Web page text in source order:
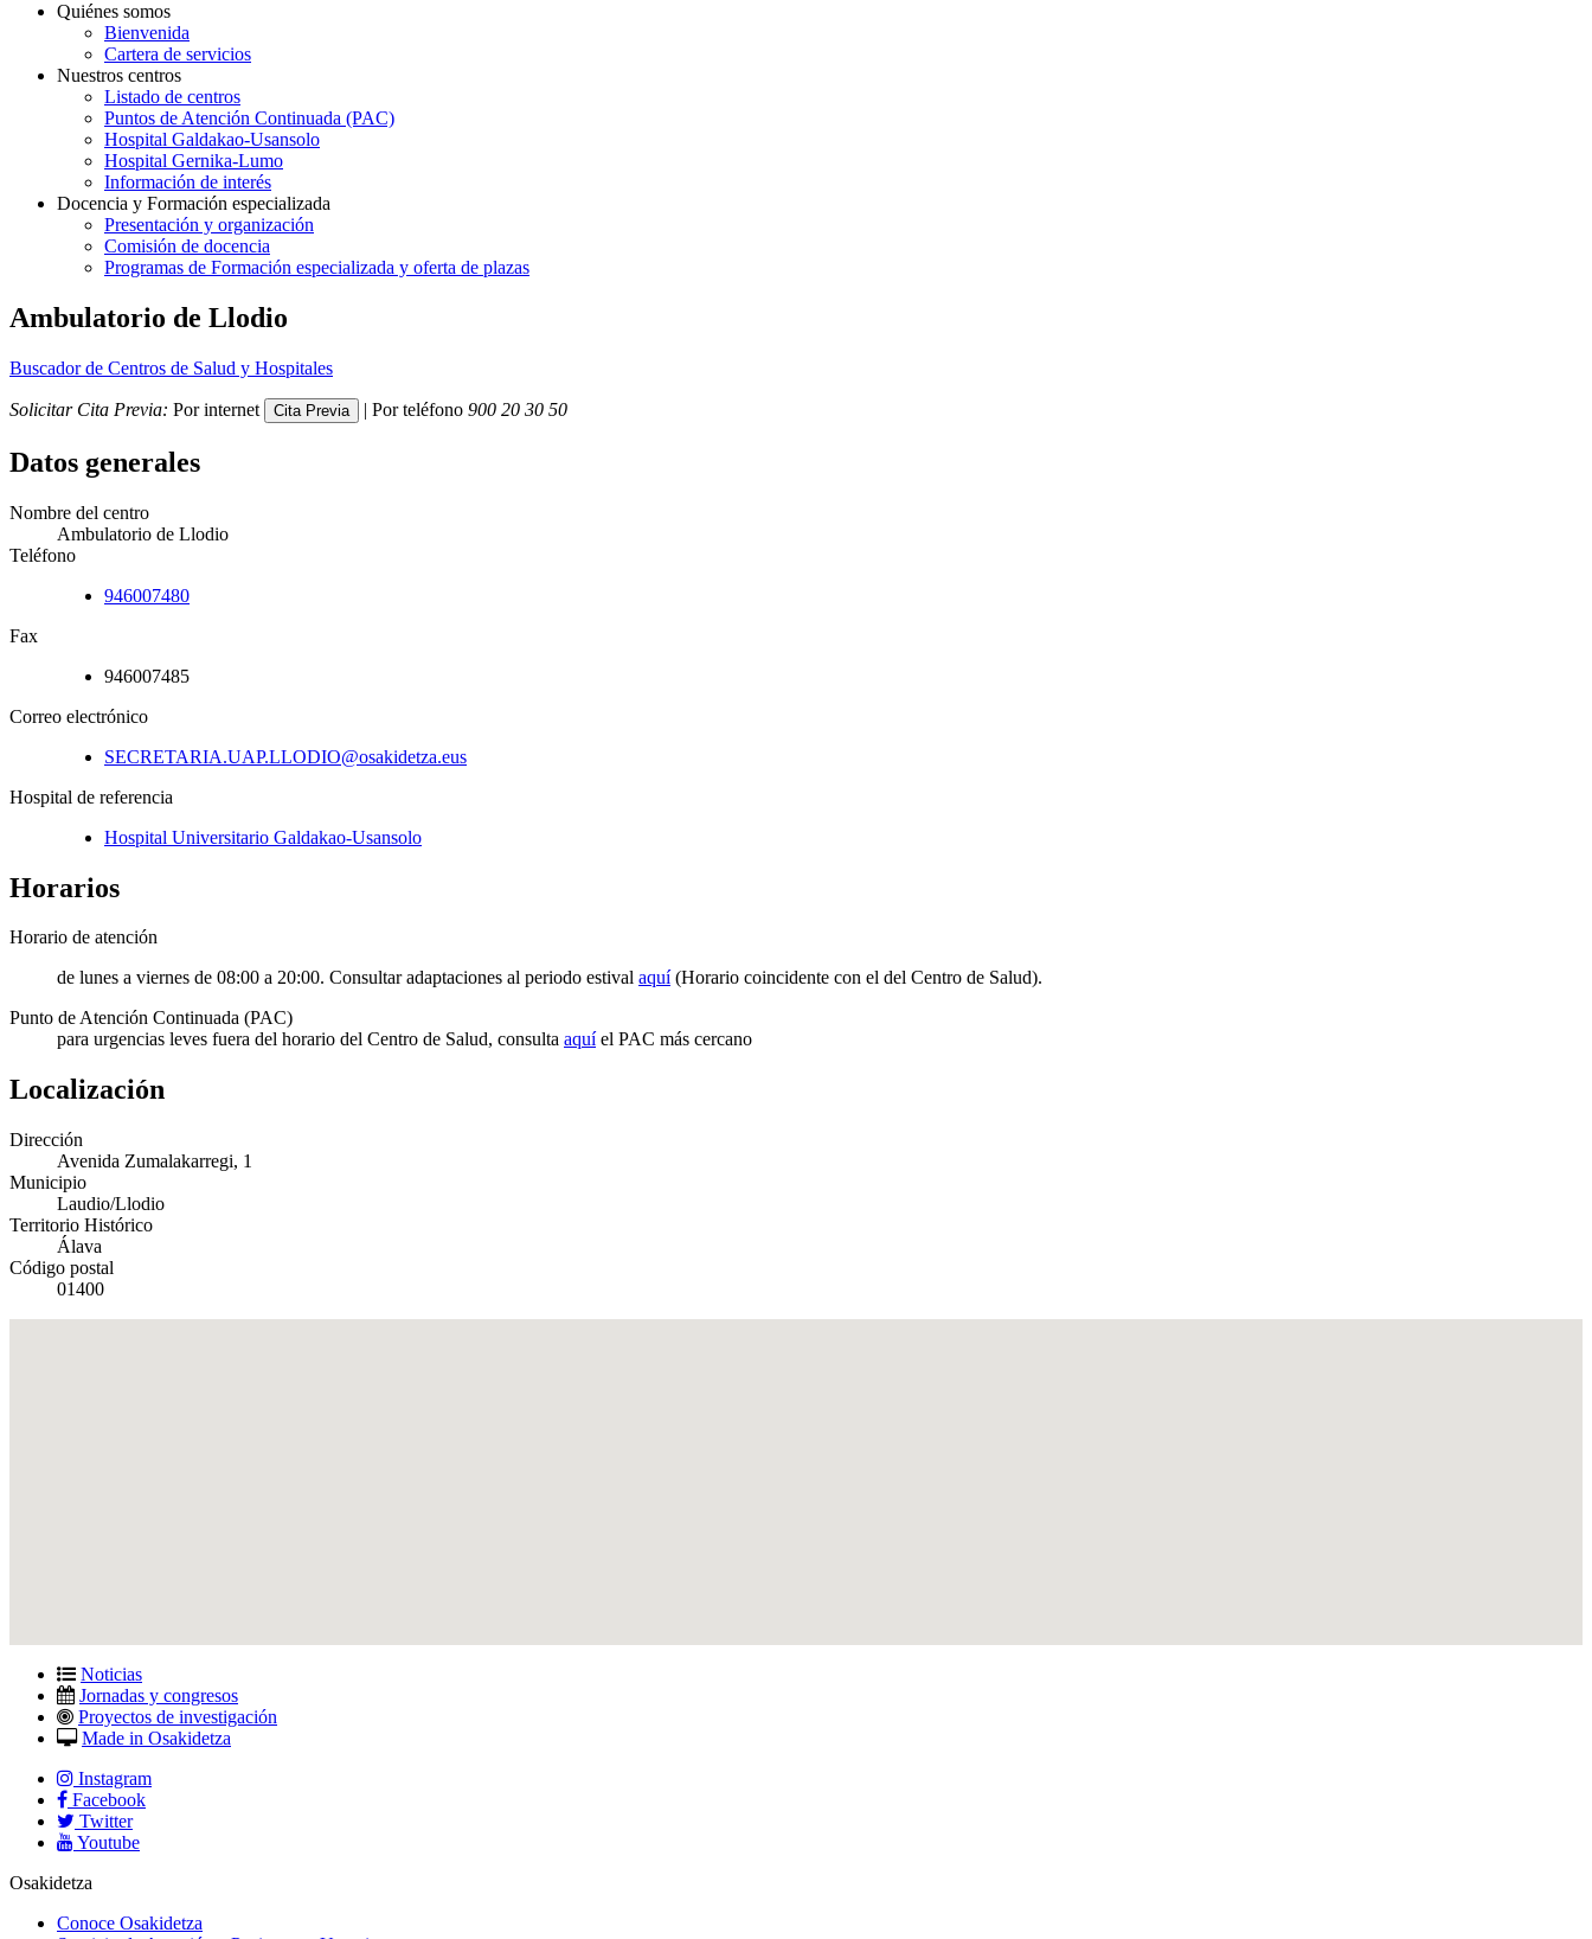
Quiénes somos
Bienvenida
Cartera de servicios
Nuestros centros
Listado de centros
Puntos de Atención Continuada (PAC)
Hospital Galdakao-Usansolo
Hospital Gernika-Lumo
Información de interés
Docencia y Formación especializada
Presentación y organización
Comisión de docencia
Programas de Formación especializada y oferta de plazas
Ambulatorio de Llodio
Buscador de Centros de Salud y Hospitales
Solicitar Cita Previa: Por internet | Por teléfono 900 20 30 50
Datos generales
Nombre del centro
Ambulatorio de Llodio
Teléfono
946007480
Fax
946007485
Correo electrónico
SECRETARIA.UAP.LLODIO@osakidetza.eus
Hospital de referencia
Hospital Universitario Galdakao-Usansolo
Horarios
Horario de atención
de lunes a viernes de 08:00 a 20:00. Consultar adaptaciones al periodo estival aquí(Horario coincidente con el del Centro de Salud).
Punto de Atención Continuada (PAC)
para urgencias leves fuera del horario del Centro de Salud, consulta aquíel PAC más cercano
Localización
Dirección
Avenida Zumalakarregi, 1
Municipio
Laudio/Llodio
Territorio Histórico
Álava
Código postal
01400
Noticias
Jornadas y congresos
Proyectos de investigación
Made in Osakidetza
Instagram
Facebook
Twitter
Youtube
Osakidetza
Conoce Osakidetza